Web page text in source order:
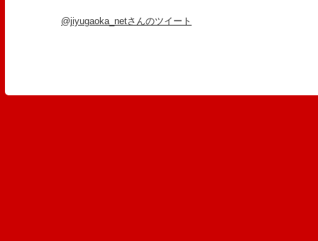
@jiyugaoka_netさんのツイート